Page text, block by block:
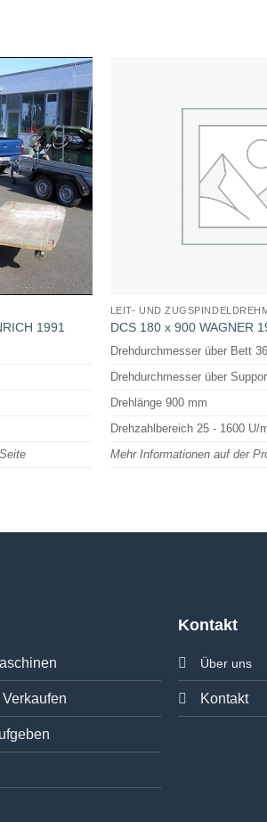
1991
LEIT- UND
DCS 180 x 900 WAGNER
Drehdurchmesser über Bett
Drehdurchmesser über
Drehlänge 900 mm
Drehzahlbereich 25 - 1600 U/
Mehr Informationen auf der
Kontakt
Über uns
Kontakt